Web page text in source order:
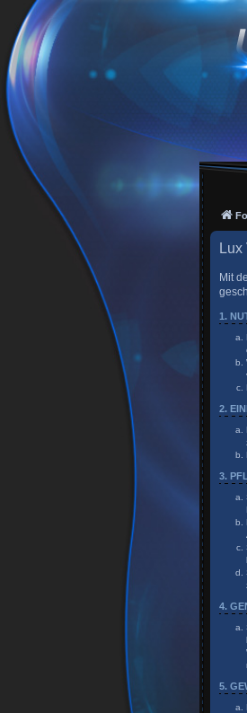
Mit
1.
2.
3.
4.
5.